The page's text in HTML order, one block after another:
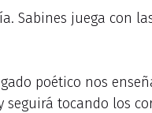
Sabines juega con
poético nos
tocando los